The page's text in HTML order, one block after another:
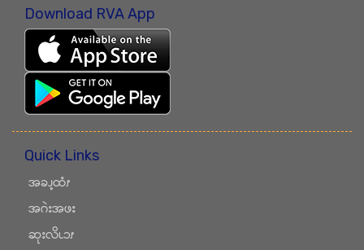
Download RVA App
Quick Links
အခၪ့ထံၭ
အဂဲးအဖး
ဆုးလိၬၥၭ